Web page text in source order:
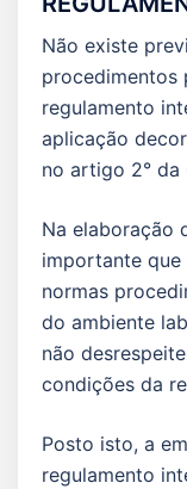
Não existe
procedimentos
regulamento
aplicação
no artigo 2° da
Na elaboração
importante que
normas
do ambiente
não
condições da
Posto isto, a
regulamento